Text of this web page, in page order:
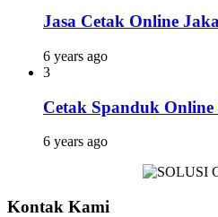
Jasa Cetak Online
6 years ago
3
Cetak Spanduk
6 years ago
Kontak Kami